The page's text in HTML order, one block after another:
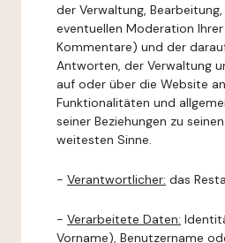
der Verwaltung,
eventuellen Moderation
Kommentare) und der
Antworten, der Verwaltung
auf oder über die Website
Funktionalitäten und
seiner Beziehungen zu
weitesten Sinne.
- Verantwortlicher: das
- Verarbeitete Daten:
Vorname), Benutzername